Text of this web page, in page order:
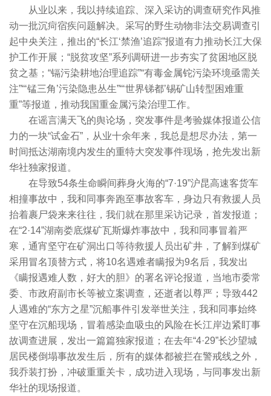
从业以来，我以持续追踪、深入采访的调查研究作风推
动一批沉疴宿疾问题解决。采写的野生动物非法交易调查引
起中央关注，推出的“长江‘禁渔’追踪”报道有力推动长江大保
护工作开展；“脱贫攻坚”系列调研进一步夯实了贫困地区脱
贫之基；“镉污染耕地治理追踪”“有毒金属铊污染环境亟需关
注”“‘锰三角’污染隐患丛生”“‘世界锑都’锡矿山转型困难重
重”等报道，推动我国重金属污染治理工作。
在谣言满天飞的舆论场，突发事件是考验媒体报道公信
力的一块“试金石”，从业十余年来，我总是想尽办法，第一
时间抵达湖南境内发生的重特大突发事件现场，抢先发出新
华社独家报道。
在导致54条生命瞬间葬身火海的“7·19”沪昆高速客货车
相撞事故中，我和同事奔跑至事故客车，身边只有救援人员
抬着裹尸袋来来往往，我们就在那里采访记录，首发报道；
在“2·14”湖南娄底煤矿瓦斯爆炸事故中，我和同事冒着严
寒，通宵坚守在矿洞出口等待救援人员出矿井，了解到煤矿
采用冒名顶替方式，将10名遇难者瞒报为9名后，我发出
《瞒报遇难人数，好大的胆》的署名评论报道，当地市委常
委、市政府副市长等被立案调查，还逝者以尊严；导致442
人遇难的“东方之星”沉船事件引发举世关注，我和同事始终
坚守在沉船现场，冒着感染血吸虫的风险在长江岸边紧盯事
故调查进展，发出一篇篇独家报道；在去年“4·29”长沙望城
居民楼倒塌事故发生后，所有的媒体都被拦在警戒线之外，
我乔装打扮，冲破重重关卡，成功进入现场，与同事发出新
华社的现场报道。